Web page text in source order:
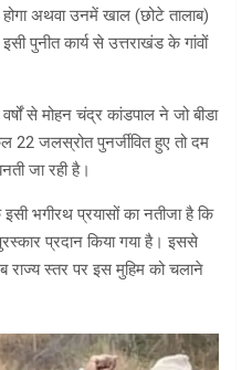
अथवा उनमें खाल (छोटे तालाब)
इसी पुनीत कार्य से उत्तराखंड के गांवों
से मोहन चंद्र कांडपाल ने जो बीडा
22 जलस्रोत पुनर्जीवित हुए तो दम
जा रही है।
भगीरथ प्रयासों का नतीजा है कि
प्रदान किया गया है। इससे
राज्य स्तर पर इस मुहिम को चलाने